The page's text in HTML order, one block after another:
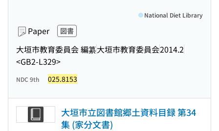
Paper 図書
大垣市教育委員会 編纂大垣市教育委員会2014.2
<GB2-L329>
National Diet Library
NDC 9th 025.8153
大垣市立図書館郷土資料目録 第34
集 (家分文書)